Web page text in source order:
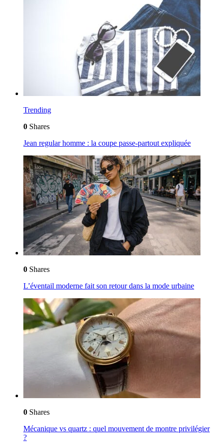
Trending
0 Shares
Jean regular homme : la coupe passe-partout expliquée
0 Shares
L’éventail moderne fait son retour dans la mode urbaine
0 Shares
Mécanique vs quartz : quel mouvement de montre privilégier
?